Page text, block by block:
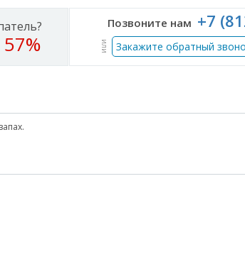
Позвоните нам +7
или Закажите обратный